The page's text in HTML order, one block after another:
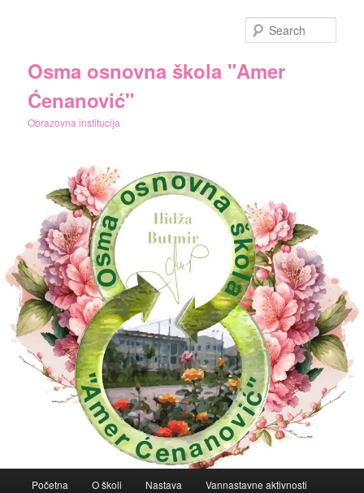
Osma osnovna škola "Amer
Ćenanović"
Obrazovna institucija
Početna O školi Nastava Vannastavne aktivnosti